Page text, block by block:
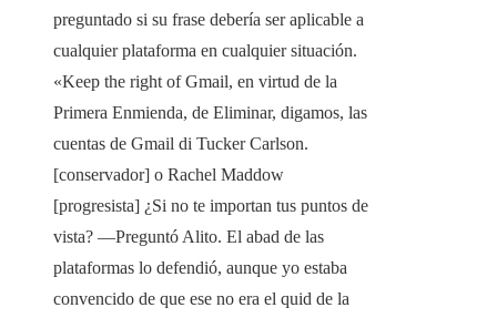
preguntado si su frase debería ser aplicable a
cualquier plataforma en cualquier situación.
«Keep the right of Gmail, en virtud de la
Primera Enmienda, de Eliminar, digamos, las
cuentas de Gmail di Tucker Carlson.
[conservador] o Rachel Maddow
[progresista] ¿Si no te importan tus puntos de
vista? —Preguntó Alito. El abad de las
plataformas lo defendió, aunque yo estaba
convencido de que ese no era el quid de la